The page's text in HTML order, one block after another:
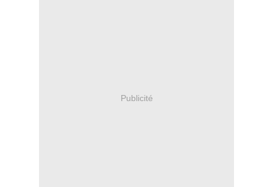
Publicité